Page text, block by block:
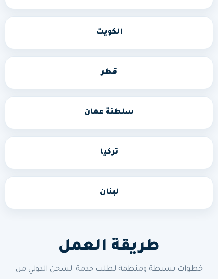
الكويت
قطر
سلطنة عمان
تركيا
لبنان
طريقة العمل
خطوات بسيطة ومنظمة لطلب خدمة الشحن الدولي من